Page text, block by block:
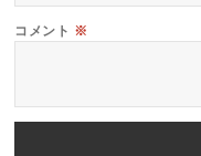
コメント ※